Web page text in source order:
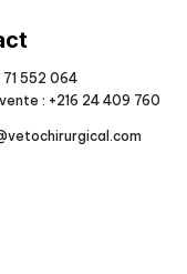
71 552 064
: +216 24 409 760